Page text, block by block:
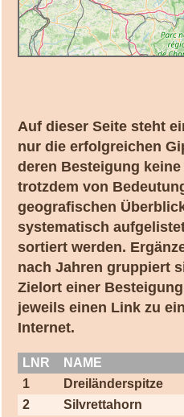
Auf dieser Seite steht
nur die erfolgreichen
deren Besteigung
trotzdem von
geografischen
systematisch
sortiert werden.
nach Jahren gruppiert
Zielort einer
jeweils einen Link zu
Internet.
LNR NAME
1
Dreiländerspitze
2
Silvrettahorn